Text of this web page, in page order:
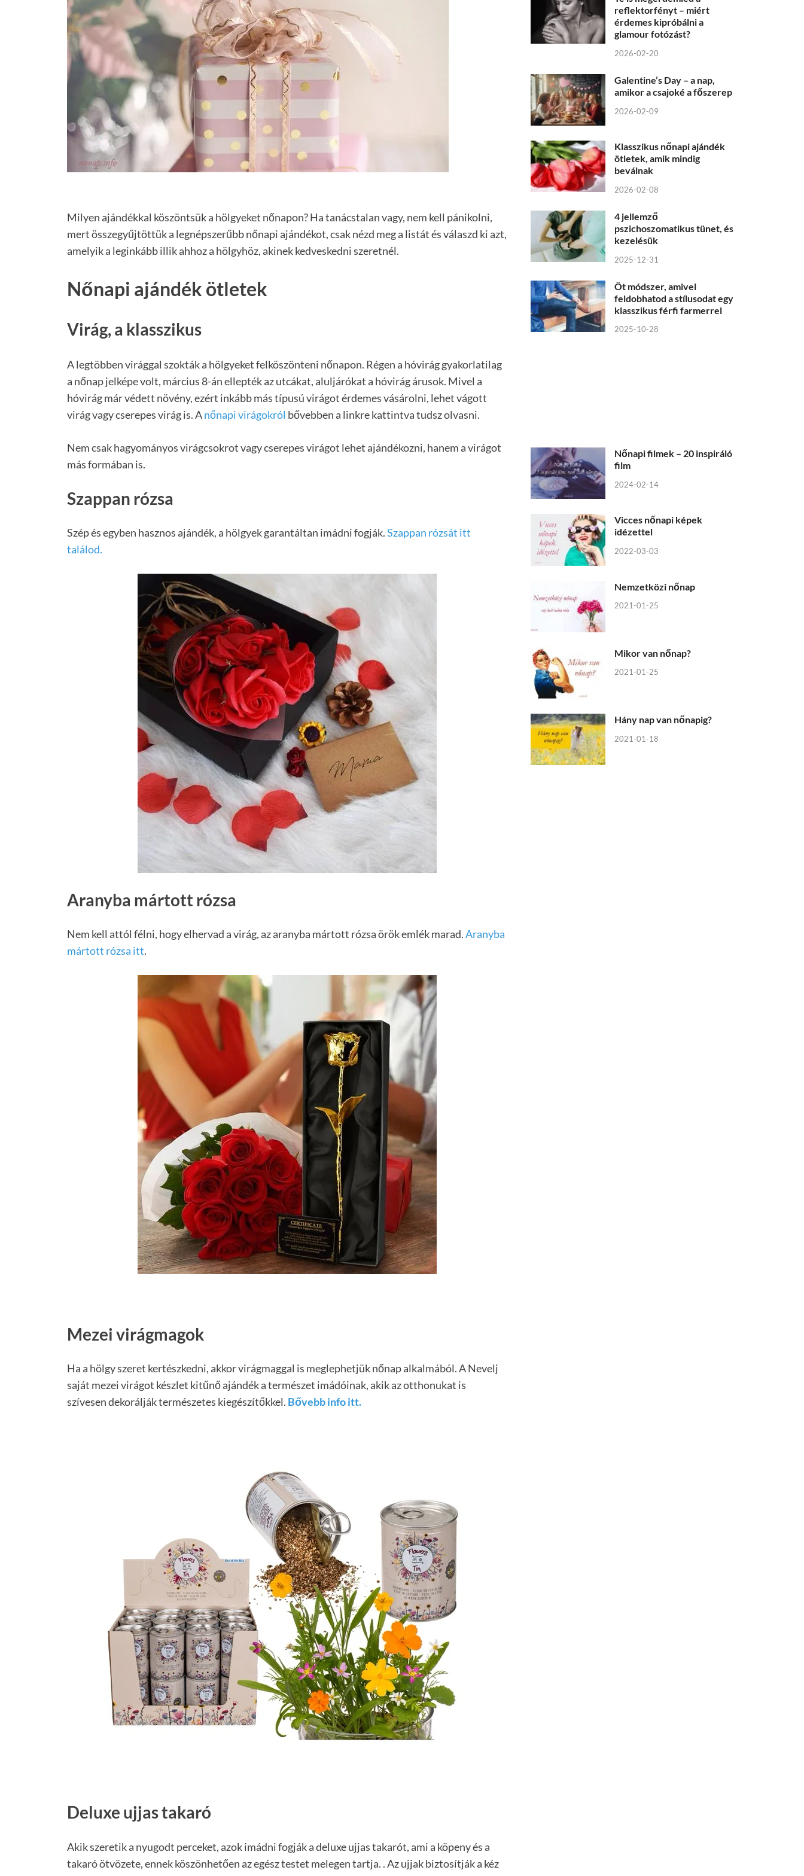
Milyen ajándékkal köszöntsük a hölgyeket nőnapon? Ha tanácstalan vagy, nem kell pánikolni,
mert összegyűjtöttük a legnépszerűbb nőnapi ajándékot, csak nézd meg a listát és válaszd ki azt,
amelyik a leginkább illik ahhoz a hölgyhöz, akinek kedveskedni szeretnél.
Nőnapi ajándék ötletek
Virág, a klasszikus
A legtöbben virággal szokták a hölgyeket felköszönteni nőnapon. Régen a hóvirág gyakorlatilag
a nőnap jelképe volt, március 8-án ellepték az utcákat, aluljárókat a hóvirág árusok. Mivel a
hóvirág már védett növény, ezért inkább más típusú virágot érdemes vásárolni, lehet vágott
virág vagy cserepes virág is. Anőnapi virágokról bővebben a linkre kattintva tudsz olvasni.
Nem csak hagyományos virágcsokrot vagy cserepes virágot lehet ajándékozni, hanem a virágot
más formában is.
Szappan rózsa
Szép és egyben hasznos ajándék, a hölgyek garantáltan imádni fogják.Szappan rózsát itt
találod.
Aranyba mártott rózsa
Nem kell attól félni, hogy elhervad a virág, az aranyba mártott rózsa örök emlék marad.Aranyba
mártott rózsa itt.
Mezei virágmagok
Ha a hölgy szeret kertészkedni, akkor virágmaggal is meglephetjük nőnap alkalmából. A Nevelj
saját mezei virágot készlet kitűnő ajándék a természet imádóinak, akik az otthonukat is
szívesen dekorálják természetes kiegészítőkkel. Bővebb info itt.
Deluxe ujjas takaró
Akik szeretik a nyugodt perceket, azok imádni fogják a deluxe ujjas takarót, ami a köpeny és a
takaró ötvözete, ennek köszönhetően az egész testet melegen tartja. . Az ujjak biztosítják a kéz
reflektorfényt – miért
érdemes kipróbálni a
glamour fotózást?
2026-02-20
Galentine’s Day – a nap,
amikor a csajoké a főszerep
2026-02-09
Klasszikus nőnapi ajándék
ötletek, amik mindig
beválnak
2026-02-08
4 jellemző
pszichoszomatikus tünet, és
kezelésük
2025-12-31
Öt módszer, amivel
feldobhatod a stílusodat egy
klasszikus férfi farmerrel
2025-10-28
Nőnapi filmek – 20 inspiráló
film
2024-02-14
Vicces nőnapi képek
idézettel
2022-03-03
Nemzetközi nőnap
2021-01-25
Mikor van nőnap?
2021-01-25
Hány nap van nőnapig?
2021-01-18